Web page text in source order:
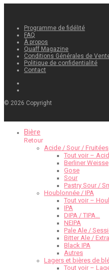
Programme de fidélité
FAQ
À propos
Quaff Magazine
Conditions Générales de
Politique de confidentialité
Contact
© 2026 Copyright
Bière
Retour
Acide / Sour / Fruitées
Tout voir –
Berliner Weisse
Gose
Sour
Pastry Sour /
Houblonnée / IPA
Tout voir –
IPA
DIPA / TIPA…
NEIPA
Pale Ale /
Bitter Ale /
Black IPA
Autres
Lagers et bières de
Tout voir –